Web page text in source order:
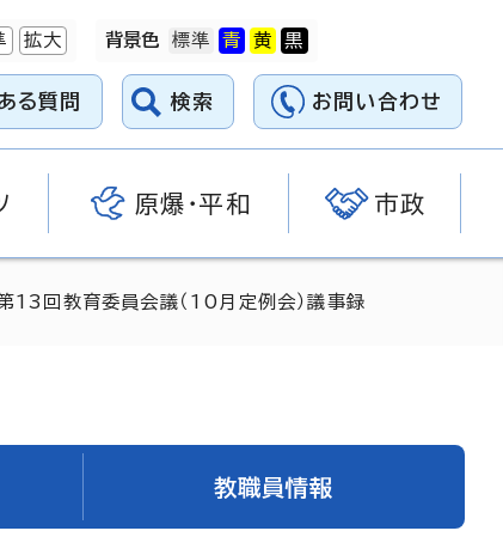
拡大 背景色
る質問 検索 お問い合わせ
原爆・平和 市政
13回教育委員会議（10月定例会）議事録
教職員情報